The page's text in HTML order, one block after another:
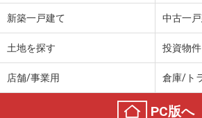
新築一戸建て 中古一
土地を探す 投資物
店舗/事業用 倉庫/ト
PC版へ